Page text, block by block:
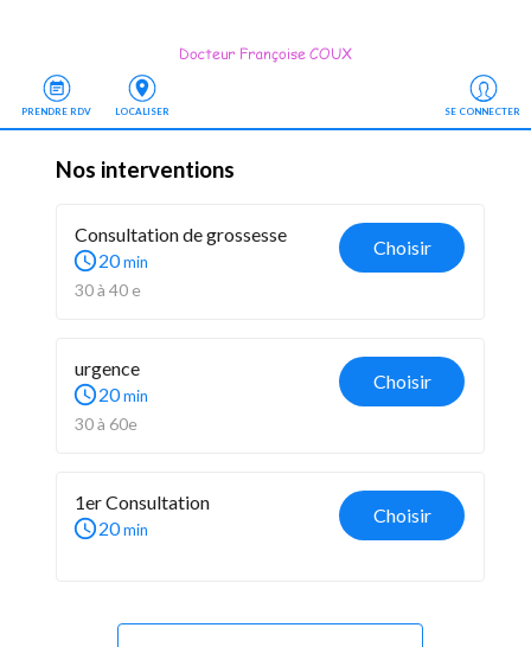
PRENDRE RDV LOCALISER SE CONNECTER
Nos interventions
Choisir
Consultation de grossesse
20min
30 à 40 e
Choisir
urgence
20min
30 à 60e
Choisir
1er Consultation
20min